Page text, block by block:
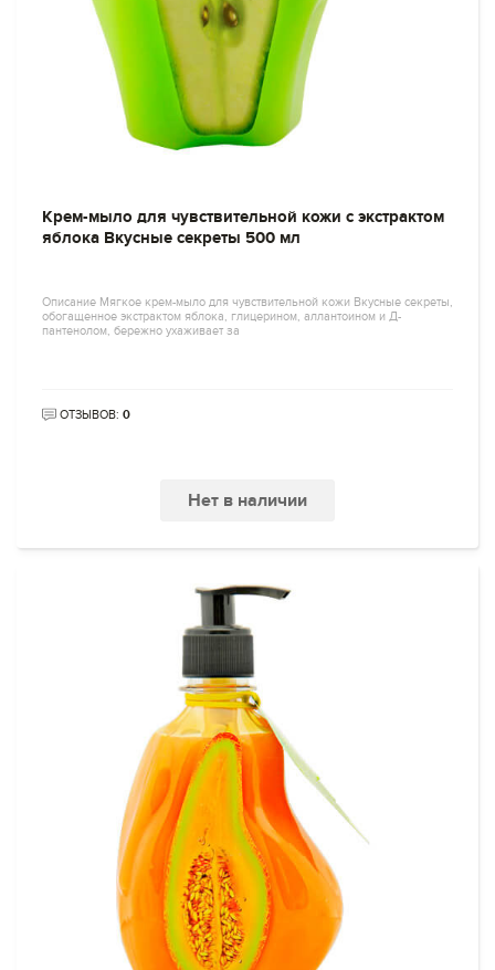
Крем-мыло для чувствительной кожи с экстрактом
яблока Вкусные секреты 500 мл
Описание Мягкое крем-мыло для чувствительной кожи Вкусные секреты,
обогащенное экстрактом яблока, глицерином, аллантоином и Д-
пантенолом, бережно ухаживает за
ОТЗЫВОВ: 0
Нет в наличии